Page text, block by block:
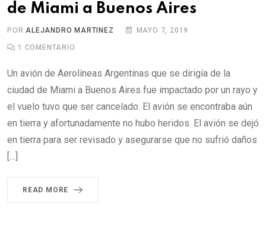
de Miami a Buenos Aires
PORALEJANDRO MARTINEZ MAYO 7, 2019
1 COMENTARIO
Un avión de Aerolíneas Argentinas que se dirigía de la
ciudad de Miami a Buenos Aires fue impactado por un rayo y
el vuelo tuvo que ser cancelado. El avión se encontraba aún
en tierra y afortunadamente no hubo heridos. El avión se dejó
en tierra para ser revisado y asegurarse que no sufrió daños
[…]
READ MORE